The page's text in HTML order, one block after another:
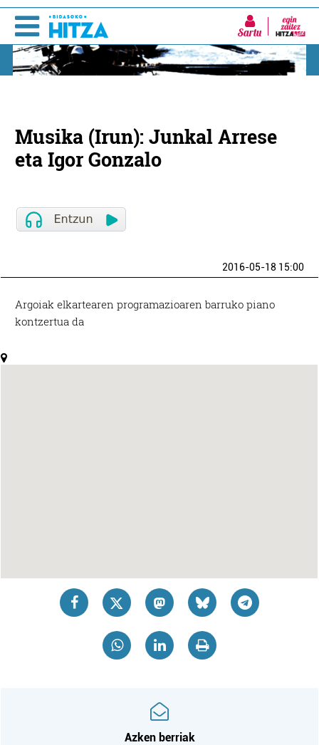
Sartu
Musika (Irun): Junkal Arrese
eta Igor Gonzalo
2016-05-18 15:00
Argoiak elkartearen programazioaren barruko piano
kontzertua da
Azken berriak